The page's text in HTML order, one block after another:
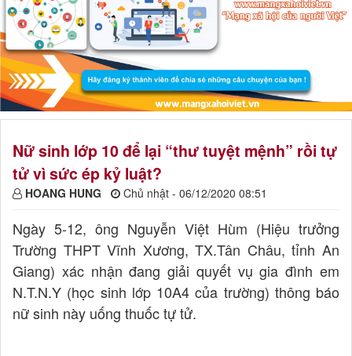
Nữ sinh lớp 10 để lại “thư tuyệt mệnh” rồi tự
tử vì sức ép kỷ luật?
HOANG HUNG Chủ nhật - 06/12/2020 08:51
Ngày 5-12, ông Nguyễn Việt Hùm (Hiệu trưởng
Trường THPT Vĩnh Xương, TX.Tân Châu, tỉnh An
Giang) xác nhận đang giải quyết vụ gia đình em
N.T.N.Y (học sinh lớp 10A4 của trường) thông báo
nữ sinh này uống thuốc tự tử.